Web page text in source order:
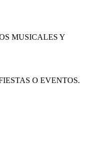
MUSICALES Y
O EVENTOS.